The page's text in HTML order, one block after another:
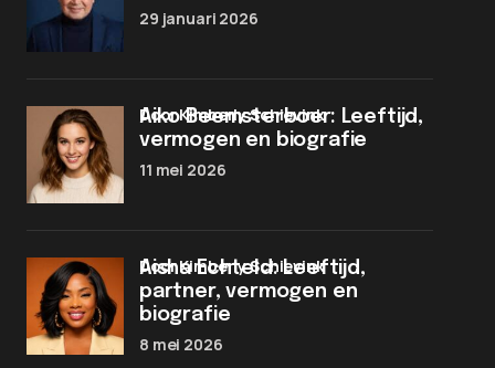
29 januari 2026
Aiko Beemsterboer: Leeftijd,
vermogen en biografie
door Kimberly Schievink
11 mei 2026
Aisha Echteld: Leeftijd,
partner, vermogen en
biografie
door Kimberly Schievink
8 mei 2026